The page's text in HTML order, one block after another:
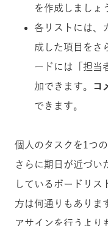
を作成しましょ
各リストには、
成した項目をさ
ードには「担当
加できます。
コ
できます。
個人のタスクを1つ
さらに期日が近づい
しているボードリス
方は何通りもありま
アサインを行うより